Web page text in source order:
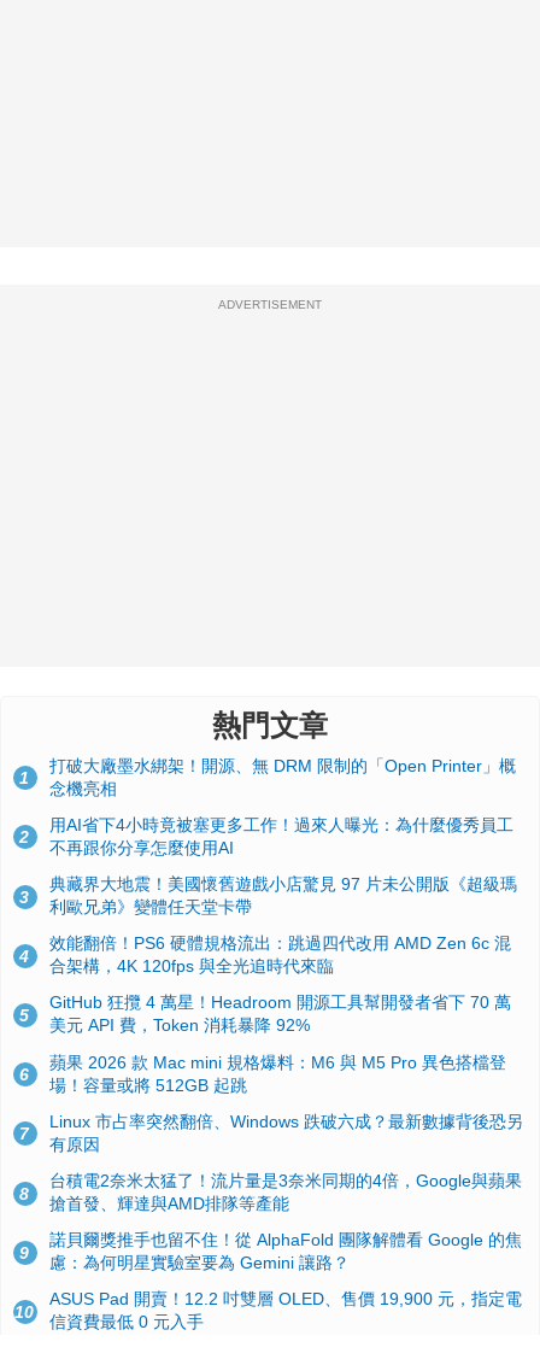
ADVERTISEMENT
熱門文章
1
打破大廠墨水綁架！開源、無 DRM 限制的「Open Printer」概
念機亮相
2
用AI省下4小時竟被塞更多工作！過來人曝光：為什麼優秀員工
不再跟你分享怎麼使用AI
3
典藏界大地震！美國懷舊遊戲小店驚見 97 片未公開版《超級瑪
利歐兄弟》變體任天堂卡帶
4
效能翻倍！PS6 硬體規格流出：跳過四代改用 AMD Zen 6c 混
合架構，4K 120fps 與全光追時代來臨
5
GitHub 狂攬 4 萬星！Headroom 開源工具幫開發者省下 70 萬
美元 API 費，Token 消耗暴降 92%
6
蘋果 2026 款 Mac mini 規格爆料：M6 與 M5 Pro 異色搭檔登
場！容量或將 512GB 起跳
7
Linux 市占率突然翻倍、Windows 跌破六成？最新數據背後恐另
有原因
8
台積電2奈米太猛了！流片量是3奈米同期的4倍，Google與蘋果
搶首發、輝達與AMD排隊等產能
9
諾貝爾獎推手也留不住！從 AlphaFold 團隊解體看 Google 的焦
慮：為何明星實驗室要為 Gemini 讓路？
10
ASUS Pad 開賣！12.2 吋雙層 OLED、售價 19,900 元，指定電
信資費最低 0 元入手